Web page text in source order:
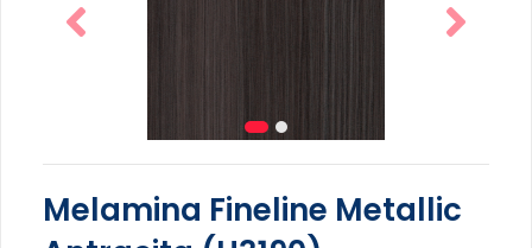
Melamina Fineline Metallic